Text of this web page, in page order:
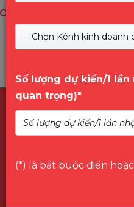
-- Chọn Kênh kinh doanh
Số lượng dự kiến/1
quan trọng)*
(*) là bắt buộc điền